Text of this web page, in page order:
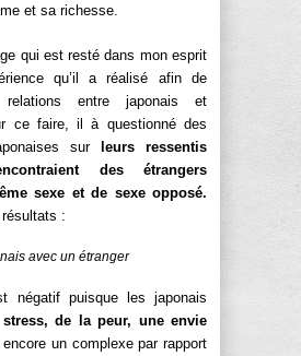
et sa richesse.
qui est resté dans mon esprit
qu’il a réalisé afin de
entre japonais et
ce faire, il à questionné des
sur
leurs ressentis
des étrangers
sexe et de sexe opposé.
:
avec un étranger
négatif puisque les japonais
de la peur, une envie
un complexe par rapport